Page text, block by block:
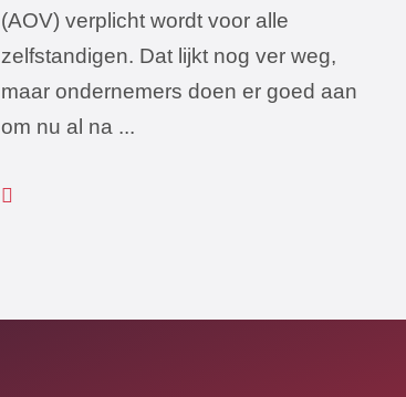
(AOV) verplicht wordt voor alle
zelfstandigen. Dat lijkt nog ver weg,
maar ondernemers doen er goed aan
om nu al na ...